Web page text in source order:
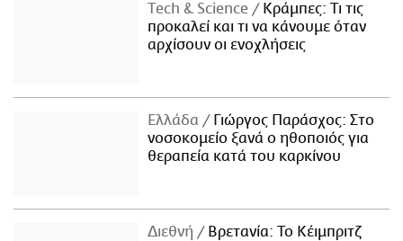
Τech & Science
Κράμπες: Τι τις
προκαλεί και τι να κάνουμε όταν
αρχίσουν οι ενοχλήσεις
Ελλάδα
Γιώργος Παράσχος: Στο
νοσοκομείο ξανά ο ηθοποιός για
θεραπεία κατά του καρκίνου
Διεθνή
Βρετανία: Το Κέιμπριτζ